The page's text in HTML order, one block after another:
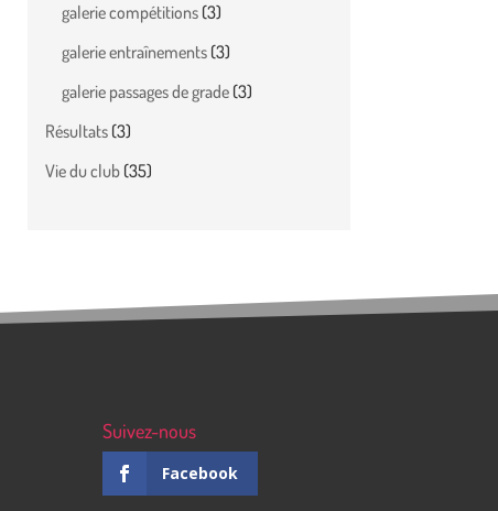
galerie compétitions (3)
galerie entraînements (3)
galerie passages de grade (3)
Résultats (3)
Vie du club (35)
Suivez-nous
Facebook